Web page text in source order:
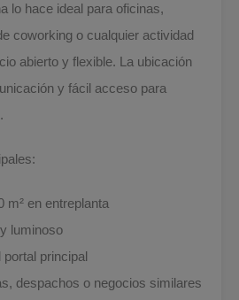
lo hace ideal para oficinas,
coworking o cualquier actividad
abierto y flexible. La ubicación
y fácil acceso para
m² en entreplanta
luminoso
principal
despachos o negocios similares